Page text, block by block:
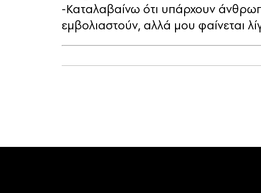
-Καταλαβαίνω ότι υπάρχουν
εμβολιαστούν, αλλά μου φαίνεται